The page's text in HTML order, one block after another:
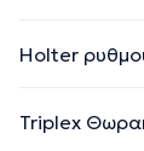
Holter
Triplex